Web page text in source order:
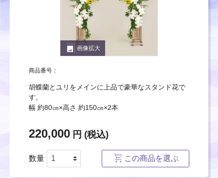
photo_size_select_large画像拡大
商品番号：
胡蝶蘭とユリをメインに上品で豪華なスタンド花で
す。
幅 約80㎝×高さ 約150㎝×2本
220,000 円 (税込)
数量 この商品を選ぶ